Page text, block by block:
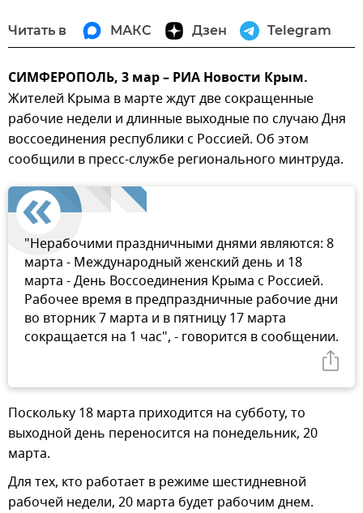
Читать в МАКС Дзен Telegram
СИМФЕРОПОЛЬ, 3 мар – РИА Новости Крым.
Жителей Крыма в марте ждут две сокращенные
рабочие недели и длинные выходные по случаю Дня
воссоединения республики с Россией. Об этом
сообщили в пресс-службе регионального минтруда.
"Нерабочими праздничными днями являются: 8
марта - Международный женский день и 18
марта - День Воссоединения Крыма с Россией.
Рабочее время в предпраздничные рабочие дни
во вторник 7 марта и в пятницу 17 марта
сокращается на 1 час", - говорится в сообщении.
Поскольку 18 марта приходится на субботу, то
выходной день переносится на понедельник, 20
марта.
Для тех, кто работает в режиме шестидневной
рабочей недели, 20 марта будет рабочим днем.